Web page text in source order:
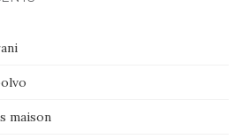
maison